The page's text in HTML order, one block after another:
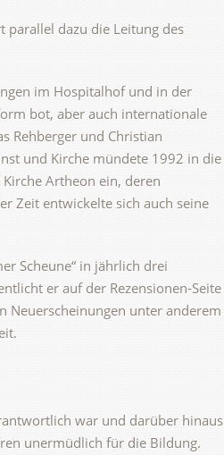
dazu die Leitung des
im Hospitalhof und in der
bot, aber auch internationale
Rehberger und Christian
und Kirche mündete 1992 in die
Artheon ein, deren
Zeit entwickelte sich auch seine
Scheune“ in jährlich drei
er auf der Rezensionen-Seite
Neuerscheinungen unter anderem
war und darüber hinaus
unermüdlich für die Bildung.